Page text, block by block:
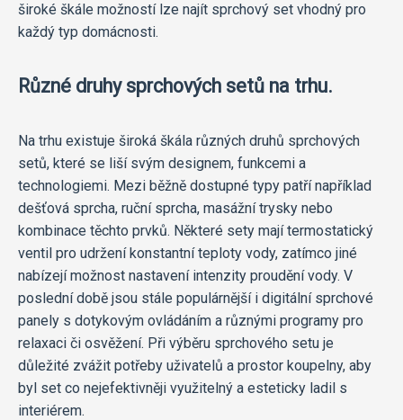
široké škále možností lze najít sprchový set vhodný pro
každý typ domácnosti.
Různé druhy sprchových setů na trhu.
Na trhu existuje široká škála různých druhů sprchových
setů, které se liší svým designem, funkcemi a
technologiemi. Mezi běžně dostupné typy patří například
dešťová sprcha, ruční sprcha, masážní trysky nebo
kombinace těchto prvků. Některé sety mají termostatický
ventil pro udržení konstantní teploty vody, zatímco jiné
nabízejí možnost nastavení intenzity proudění vody. V
poslední době jsou stále populárnější i digitální sprchové
panely s dotykovým ovládáním a různými programy pro
relaxaci či osvěžení. Při výběru sprchového setu je
důležité zvážit potřeby uživatelů a prostor koupelny, aby
byl set co nejefektivněji využitelný a esteticky ladil s
interiérem.